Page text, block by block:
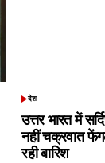
POSTED
देश
उत्तर भारत में
नहीं चक्रवात
रही बारिश